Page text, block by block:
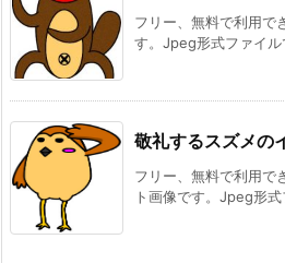
フリー、無料で利用で
す。Jpeg形式ファイ
敬礼するスズメの
フリー、無料で利用で
ト画像です。Jpeg形